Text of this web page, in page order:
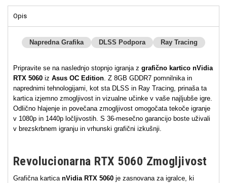
Opis
Napredna Grafika DLSS Podpora Ray Tracing
Pripravite se na naslednjo stopnjo igranja z grafično kartico nVidia
RTX 5060 iz Asus OC Edition. Z 8GB GDDR7 pomnilnika in
naprednimi tehnologijami, kot sta DLSS in Ray Tracing, prinaša ta
kartica izjemno zmogljivost in vizualne učinke v vaše najljubše igre.
Odlično hlajenje in povečana zmogljivost omogočata tekoče igranje
v 1080p in 1440p ločljivostih. S 36-mesečno garancijo boste uživali
v brezskrbnem igranju in vrhunski grafični izkušnji.
Revolucionarna RTX 5060 Zmogljivost
Grafična kartica nVidia RTX 5060 je zasnovana za igralce, ki